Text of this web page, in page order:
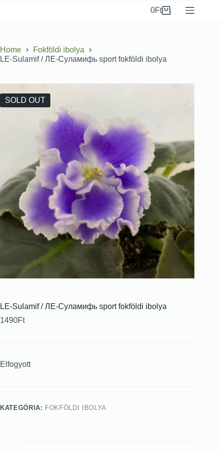
0Ft
Home
Fokföldi ibolya
LE-Sulamif / ЛЕ-Суламифь sport fokföldi ibolya
SOLD OUT
LE-Sulamif / ЛЕ-Суламифь sport fokföldi ibolya
1490Ft
Elfogyott
KATEGÓRIA: FOKFÖLDI IBOLYA